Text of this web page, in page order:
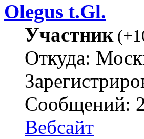
Olegus t.Gl.
Участник(
Откуда:
Сообщений:
Вебсайт